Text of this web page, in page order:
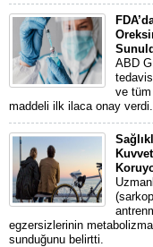
ABD
ve
maddeli ilk ilaca onay verdi.
egzersizlerinin
sunduğunu belirtti.